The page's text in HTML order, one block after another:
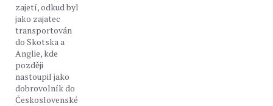
zajetí, odkud byl
jako zajatec
transportován
do Skotska a
Anglie, kde
později
nastoupil jako
dobrovolník do
Československé